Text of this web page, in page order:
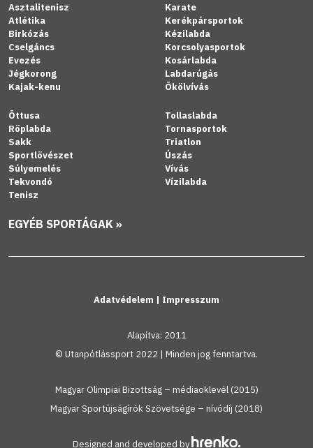
Asztalitenisz
Atlétika
Birkózás
Cselgáncs
Evezés
Jégkorong
Kajak-kenu
Karate
Kerékpársportok
Kézilabda
Korcsolyasportok
Kosárlabda
Labdarúgás
Ökölvívás
Öttusa
Röplabda
Sakk
Sportlövészet
Súlyemelés
Tekvondó
Tenisz
Tollaslabda
Tornasportok
Triatlon
Úszás
Vívás
Vízilabda
EGYÉB SPORTÁGAK »
Adatvédelem | Impresszum
Alapítva: 2011
© Utanpótlássport 2022 | Minden jog fenntartva.
Magyar Olimpiai Bizottság – médiaoklevél (2015)
Magyar Sportújságírók Szövetsége – nívódíj (2018)
Designed and developed by